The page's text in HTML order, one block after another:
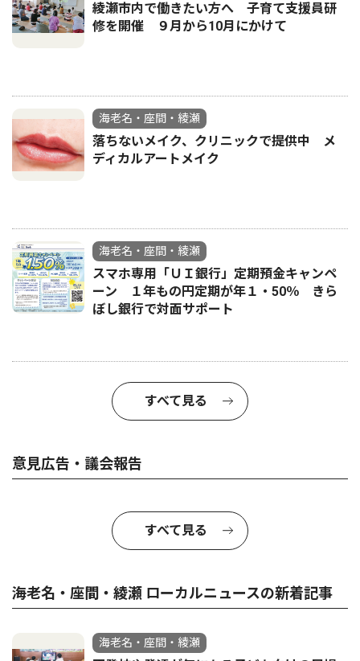
綾瀬市内で働きたい方へ 子育て支援員研
修を開催 ９月から10月にかけて
海老名・座間・綾瀬
落ちないメイク、クリニックで提供中 メ
ディカルアートメイク
海老名・座間・綾瀬
スマホ専用「ＵＩ銀行」定期預金キャンペ
ーン １年もの円定期が年１・50％ きら
ぼし銀行で対面サポート
すべて見る
意見広告・議会報告
すべて見る
海老名・座間・綾瀬 ローカルニュースの新着記事
海老名・座間・綾瀬